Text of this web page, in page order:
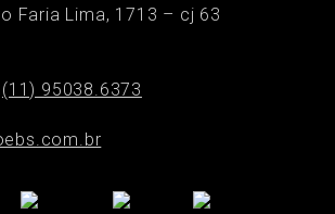
Faria Lima, 1713 – cj 63
(11) 95038.6373